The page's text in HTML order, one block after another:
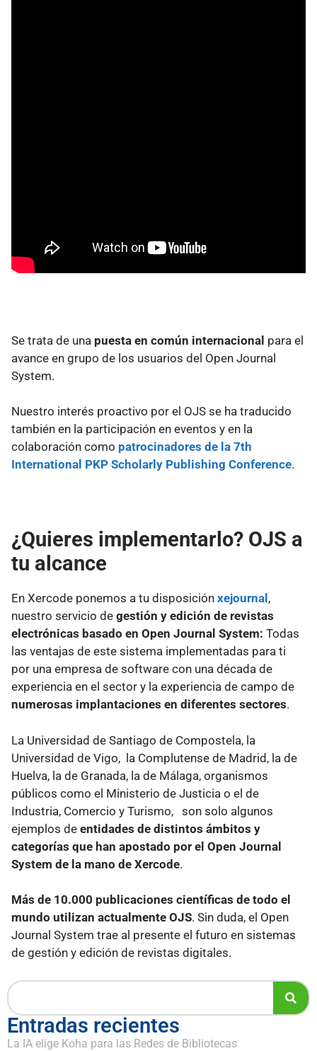
Se trata de una puesta en común internacional para el
avance en grupo de los usuarios del Open Journal
System.
Nuestro interés proactivo por el OJS se ha traducido
también en la participación en eventos y en la
colaboración como patrocinadores de la 7th
International PKP Scholarly Publishing Conference.
¿Quieres implementarlo? OJS a
tu alcance
En Xercode ponemos a tu disposición xejournal ,
nuestro servicio de gestión y edición de revistas
electrónicas basado en Open Journal System: Todas
las ventajas de este sistema implementadas para ti
por una empresa de software con una década de
experiencia en el sector y la experiencia de campo de
numerosas implantaciones en diferentes sectores.
La Universidad de Santiago de Compostela, la
Universidad de Vigo, la Complutense de Madrid, la de
Huelva, la de Granada, la de Málaga, organismos
públicos como el Ministerio de Justicia o el de
Industria, Comercio y Turismo, son solo algunos
ejemplos de entidades de distintos ámbitos y
categorías que han apostado por el Open Journal
System de la mano de Xercode.
Más de 10.000 publicaciones científicas de todo el
mundo utilizan actualmente OJS. Sin duda, el Open
Journal System trae al presente el futuro en sistemas
de gestión y edición de revistas digitales.
Entradas recientes
La IA elige Koha para las Redes de Bibliotecas